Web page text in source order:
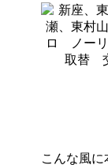
こんな風